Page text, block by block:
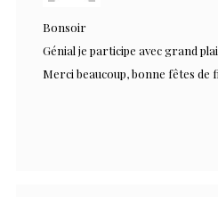
Bonsoir
Génial je participe avec grand
Merci beaucoup, bonne fêtes de